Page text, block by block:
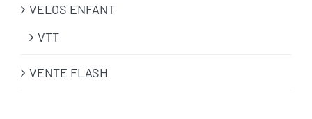
VELOS ENFANT
VTT
VENTE FLASH